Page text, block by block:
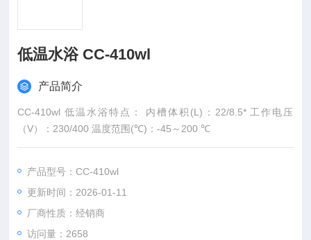
低温水浴 CC-410wl
产品简介
CC-410wl 低温水浴特点： 内槽体积(L)：22/8.5* 工作电压
（V）：230/400 温度范围(℃)：-45～200 ℃
产品型号：CC-410wl
更新时间：2026-01-11
厂商性质：经销商
访问量：2658